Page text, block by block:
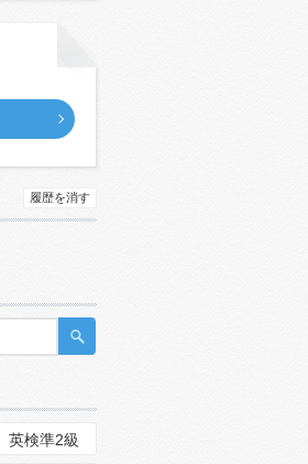
履歴を消す
英検準2級